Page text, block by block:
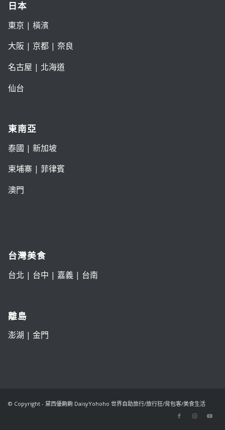
日本
東京 | 橫濱
大阪 | 京都| 奈良
名古屋 | 北海道
仙台
東南亞
泰國 | 新加坡
柬埔寨 | 菲律賓
澳門
台灣美食
台北 | 台中 | 嘉義| 台南
離島
澎湖 | 金門
© Copyright - 黛西優齁齁 DaisyYohoho 世界自助旅行/旅行狂/背包客/美食生活